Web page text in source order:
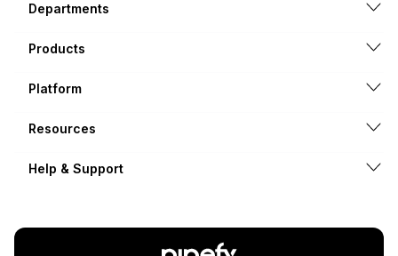
Departments
Products
Platform
Resources
Help & Support